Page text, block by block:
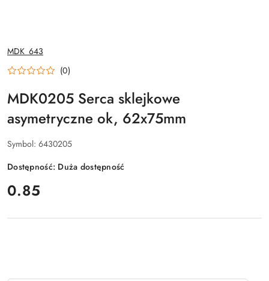
NAZWA
PRODUCENTA:
MDK_643
(0)
MDK0205 Serca sklejkowe
asymetryczne ok, 62x75mm
Symbol: 6430205
Dostępność: Duża dostępność
cena:
0.85